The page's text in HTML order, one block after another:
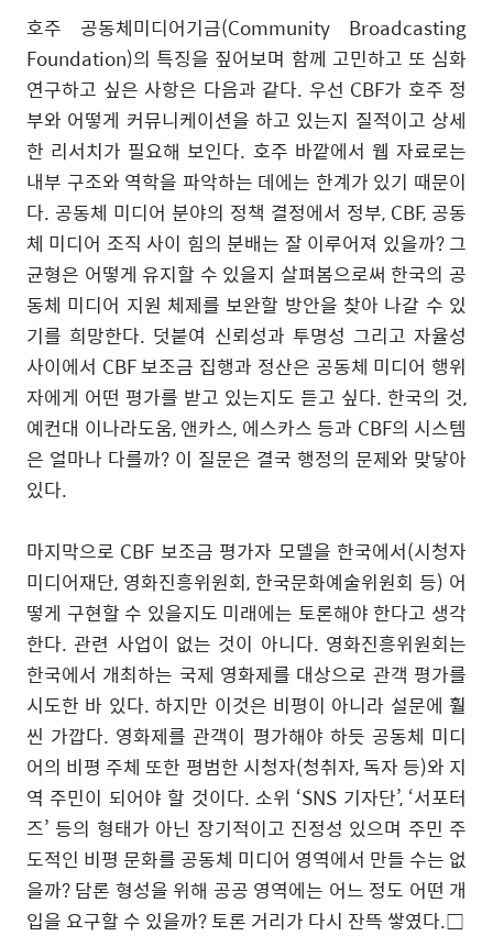
호주 공동체미디어기금(Community Broadcasting
Foundation)의 특징을 짚어보며 함께 고민하고 또 심화
연구하고 싶은 사항은 다음과 같다. 우선 CBF가 호주 정
부와 어떻게 커뮤니케이션을 하고 있는지 질적이고 상세
한 리서치가 필요해 보인다. 호주 바깥에서 웹 자료로는
내부 구조와 역학을 파악하는 데에는 한계가 있기 때문이
다. 공동체 미디어 분야의 정책 결정에서 정부, CBF, 공동
체 미디어 조직 사이 힘의 분배는 잘 이루어져 있을까?그
균형은 어떻게 유지할 수 있을지 살펴봄으로써 한국의 공
동체 미디어 지원 체제를 보완할 방안을 찾아 나갈 수 있
기를 희망한다. 덧붙여 신뢰성과 투명성 그리고 자율성
사이에서 CBF보조금 집행과 정산은 공동체 미디어 행위
자에게 어떤 평가를 받고 있는지도 듣고 싶다. 한국의 것,
예컨대 이나라도움,앤카스, 에스카스 등과 CBF의 시스템
은 얼마나 다를까? 이 질문은 결국 행정의 문제와 맞닿아
있다.
마지막으로 CBF 보조금 평가자 모델을 한국에서(시청자
미디어재단, 영화진흥위원회, 한국문화예술위원회 등) 어
떻게 구현할 수 있을지도 미래에는 토론해야 한다고 생각
한다.관련 사업이 없는 것이 아니다. 영화진흥위원회는
한국에서 개최하는 국제 영화제를 대상으로 관객 평가를
시도한 바 있다.하지만 이것은 비평이 아니라 설문에 훨
씬 가깝다. 영화제를 관객이 평가해야 하듯 공동체 미디
어의 비평 주체 또한 평범한 시청자(청취자,독자 등)와 지
역 주민이 되어야 할 것이다. 소위 ‘SNS 기자단’, ‘서포터
즈’ 등의 형태가 아닌 장기적이고 진정성 있으며 주민 주
도적인 비평 문화를 공동체 미디어 영역에서 만들 수는 없
을까?담론 형성을 위해 공공 영역에는 어느 정도 어떤 개
입을 요구할 수 있을까?토론 거리가 다시 잔뜩 쌓였다.□